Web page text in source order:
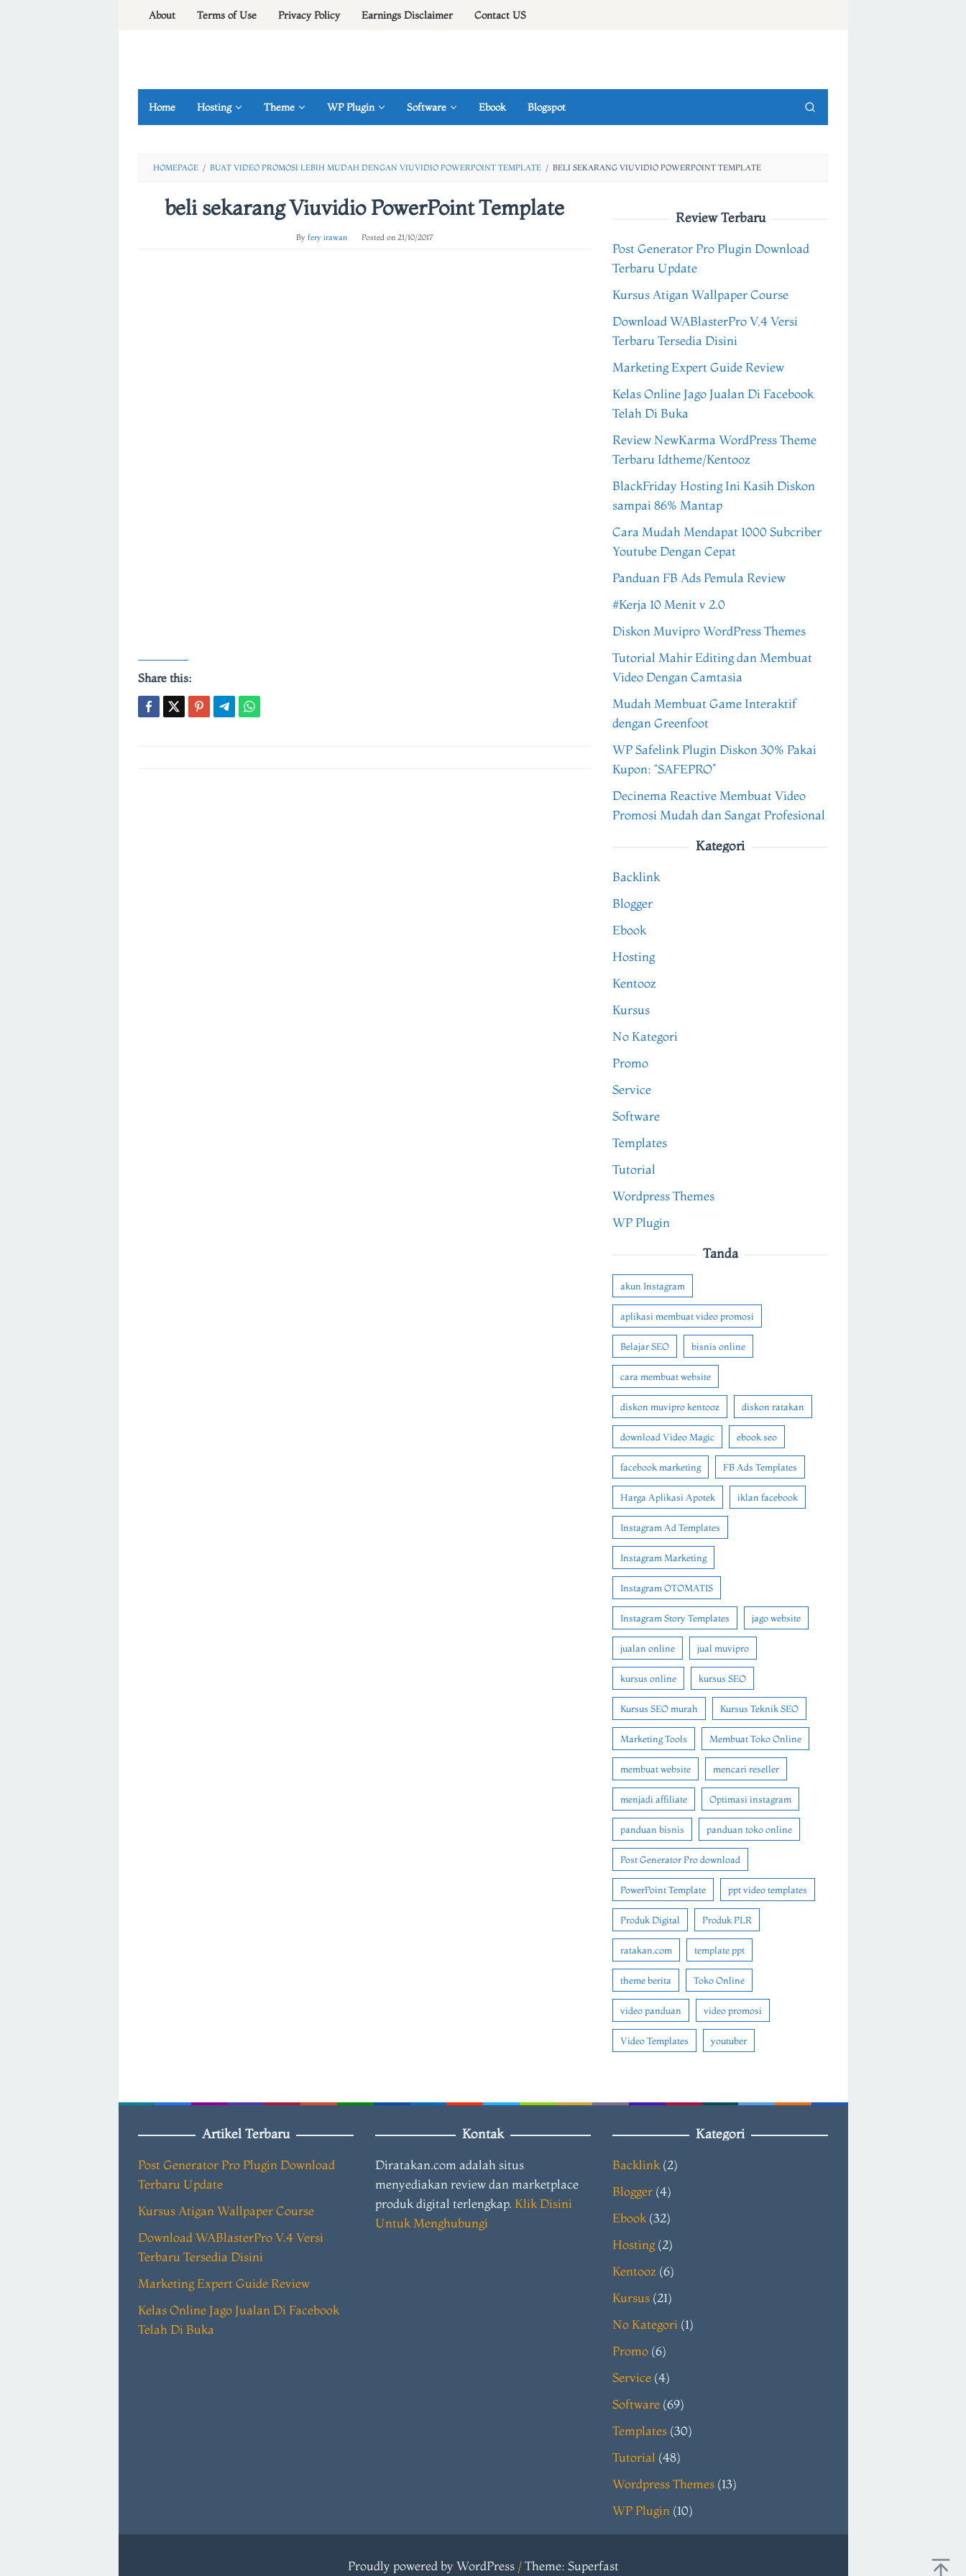
About Terms of Use Privacy Policy Earnings Disclaimer Contact US
Home Hosting Theme WP Plugin Software Ebook Blogspot
HOMEPAGE / BUAT VIDEO PROMOSI LEBIH MUDAH DENGAN VIUVIDIO POWERPOINT TEMPLATE / BELI SEKARANG VIUVIDIO POWERPOINT TEMPLATE
beli sekarang Viuvidio PowerPoint Template
By fery irawan Posted on 21/10/2017
Share this:
Review Terbaru
Post Generator Pro Plugin Download
Terbaru Update
Kursus Atigan Wallpaper Course
Download WABlasterPro V.4 Versi
Terbaru Tersedia Disini
Marketing Expert Guide Review
Kelas Online Jago Jualan Di Facebook
Telah Di Buka
Review NewKarma WordPress Theme
Terbaru Idtheme/Kentooz
BlackFriday Hosting Ini Kasih Diskon
sampai 86% Mantap
Cara Mudah Mendapat 1000 Subcriber
Youtube Dengan Cepat
Panduan FB Ads Pemula Review
#Kerja 10 Menit v 2.0
Diskon Muvipro WordPress Themes
Tutorial Mahir Editing dan Membuat
Video Dengan Camtasia
Mudah Membuat Game Interaktif
dengan Greenfoot
WP Safelink Plugin Diskon 30% Pakai
Kupon: “SAFEPRO”
Decinema Reactive Membuat Video
Promosi Mudah dan Sangat Profesional
Kategori
Backlink
Blogger
Ebook
Hosting
Kentooz
Kursus
No Kategori
Promo
Service
Software
Templates
Tutorial
Wordpress Themes
WP Plugin
Tanda
akun Instagram
aplikasi membuat video promosi
Belajar SEO bisnis online
cara membuat website
diskon muvipro kentooz diskon ratakan
download Video Magic ebook seo
facebook marketing FB Ads Templates
Harga Aplikasi Apotek iklan facebook
Instagram Ad Templates
Instagram Marketing
Instagram OTOMATIS
Instagram Story Templates jago website
jualan online jual muvipro
kursus online kursus SEO
Kursus SEO murah Kursus Teknik SEO
Marketing Tools Membuat Toko Online
membuat website mencari reseller
menjadi affiliate Optimasi instagram
panduan bisnis panduan toko online
Post Generator Pro download
PowerPoint Template ppt video templates
Produk Digital Produk PLR
ratakan.com template ppt
theme berita Toko Online
video panduan video promosi
Video Templates youtuber
Artikel Terbaru
Post Generator Pro Plugin Download
Terbaru Update
Kursus Atigan Wallpaper Course
Download WABlasterPro V.4 Versi
Terbaru Tersedia Disini
Marketing Expert Guide Review
Kelas Online Jago Jualan Di Facebook
Telah Di Buka
Kontak
Diratakan.com adalah situs
menyediakan review dan marketplace
produk digital terlengkap. Klik Disini
Untuk Menghubungi
Kategori
Backlink (2)
Blogger (4)
Ebook (32)
Hosting(2)
Kentooz (6)
Kursus (21)
No Kategori (1)
Promo (6)
Service (4)
Software (69)
Templates (30)
Tutorial (48)
Wordpress Themes (13)
WP Plugin (10)
Proudly powered by WordPress /Theme: Superfast